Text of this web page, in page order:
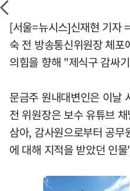
[서울=뉴시스]신재현 기자
숙 전 방송통신위원장 체
의힘을 향해 "제식구 감싸
문금주 원내대변인은 이날
전 위원장은 보수 유튜브
삼아, 감사원으로부터 공
에 대해 지적을 받았던 인